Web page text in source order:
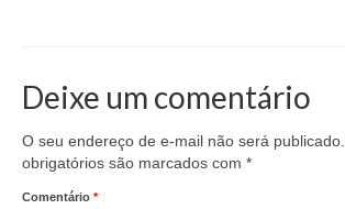
Deixe um comentário
O seu endereço de e-mail não será publicado.
obrigatórios são marcados com *
Comentário *